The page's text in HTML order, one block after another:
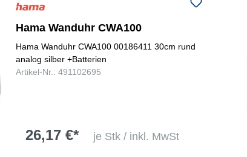
Hama Wanduhr CWA100
Hama Wanduhr CWA100 00186411 30cm rund
analog silber +Batterien
Artikel-Nr.: 491102695
26,17 €* je Stk / inkl. MwSt